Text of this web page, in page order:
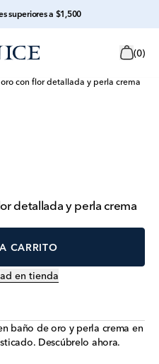
superiores a $1,500
(0)
con flor detallada y perla crema
detallada y perla crema
CARRITO
en tienda
baño de oro y perla crema en
Descúbrelo ahora.